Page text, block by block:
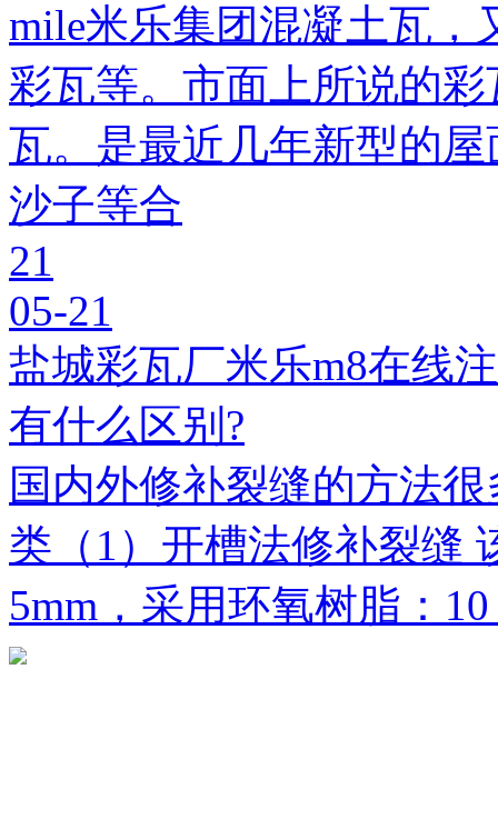
mile米乐集团混凝土瓦，
彩瓦等。市面上所说的
瓦。是最近几年新型的
沙子等合
21
05-21
盐城彩瓦厂米乐m8在线
有什么区别?
国内外修补裂缝的方法
类（1）开槽法修补裂缝
5mm，采用环氧树脂：